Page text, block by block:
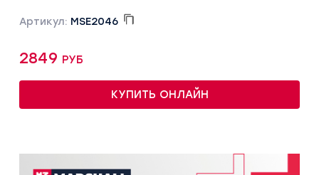
Артикул: MSE2046
2849 руб
КУПИТЬ ОНЛАЙН